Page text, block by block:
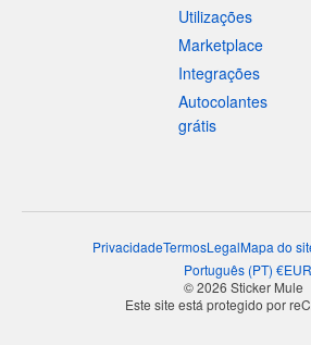
Utilizações
Marketplace
Integrações
Autocolantes
grátis
PrivacidadeTermosLegalMapa do
Português (PT) €EUR
© 2026 Sticker Mule
Este site está protegido por